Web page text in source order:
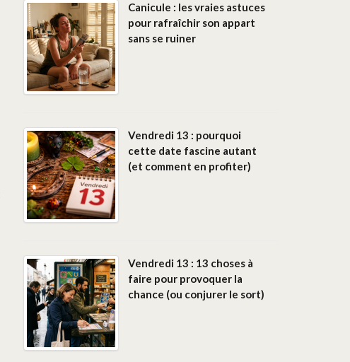
Canicule : les vraies astuces
pour rafraîchir son appart
sans se ruiner
Vendredi 13 : pourquoi
cette date fascine autant
(et comment en profiter)
Vendredi 13 : 13 choses à
faire pour provoquer la
chance (ou conjurer le sort)